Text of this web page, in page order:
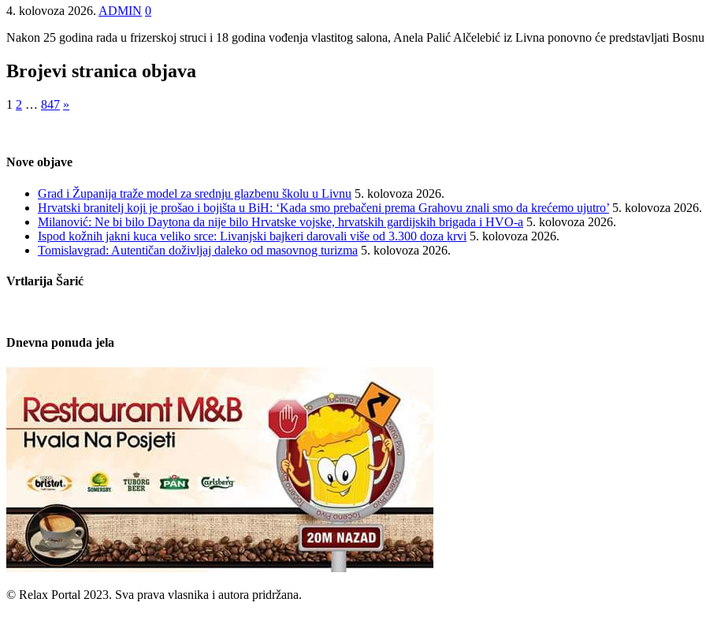
4. kolovoza 2026. ADMIN 0
Nakon 25 godina rada u frizerskoj struci i 18 godina vođenja vlastitog salona, Anela Palić Alčelebić iz Livna ponovno će predstavljati
Brojevi stranica objava
1 2 … 847 »
Nove objave
Grad i Županija traže model za srednju glazbenu školu u Livnu 5. kolovoza 2026.
Hrvatski branitelj koji je prošao i bojišta u BiH: ‘Kada smo prebačeni prema Grahovu znali smo da krećemo ujutro’ 5. kolovoza 2026.
Milanović: Ne bi bilo Daytona da nije bilo Hrvatske vojske, hrvatskih gardijskih brigada i HVO-a 5. kolovoza 2026.
Ispod kožnih jakni kuca veliko srce: Livanjski bajkeri darovali više od 3.300 doza krvi 5. kolovoza 2026.
Tomislavgrad: Autentičan doživljaj daleko od masovnog turizma 5. kolovoza 2026.
Vrtlarija Šarić
Dnevna ponuda jela
© Relax Portal 2023. Sva prava vlasnika i autora pridržana.